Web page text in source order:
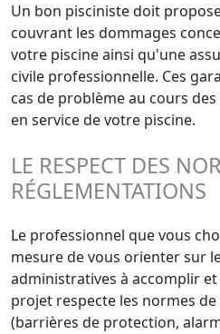
Un bon pisciniste doit
couvrant les dommages
votre piscine ainsi qu'une
civile professionnelle. Ces
cas de problème au cours
en service de votre piscine.
LE RESPECT DES
RÉGLEMENTATIONS
Le professionnel que vous
mesure de vous orienter sur
administratives à accomplir
projet respecte les normes
(barrières de protection,